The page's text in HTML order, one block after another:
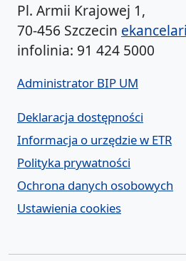
Pl. Armii Krajowej 1,
70-456 Szczecin
infolinia: 91 424 5000
Administrator BIP UM
Deklaracja dostępności
Informacja o urzędzie w ETR
Polityka prywatności
Ochrona danych osobowych
Ustawienia cookies